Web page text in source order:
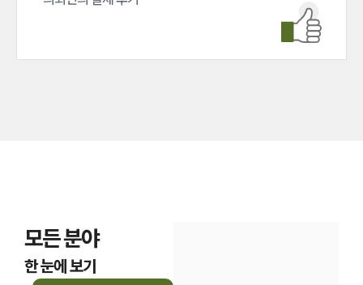
모든 분야
한 눈에 보기